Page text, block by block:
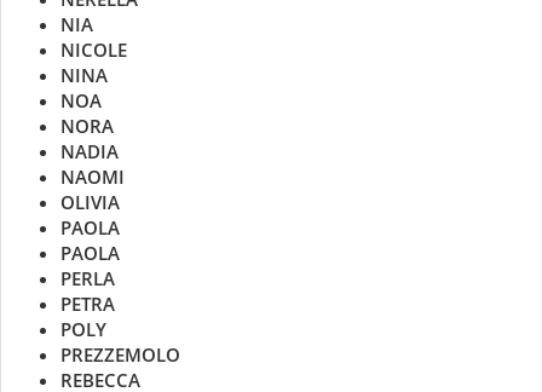
NIA
NICOLE
NINA
NOA
NORA
NADIA
NAOMI
OLIVIA
PAOLA
PAOLA
PERLA
PETRA
POLY
PREZZEMOLO
REBECCA